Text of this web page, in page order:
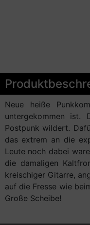
Neue heiße
untergekommen ist.
Postpunk wildert.
das extrem an die
Leute noch dabei
die damaligen
kreischiger Gitarre,
auf die Fresse wie
Große Scheibe!